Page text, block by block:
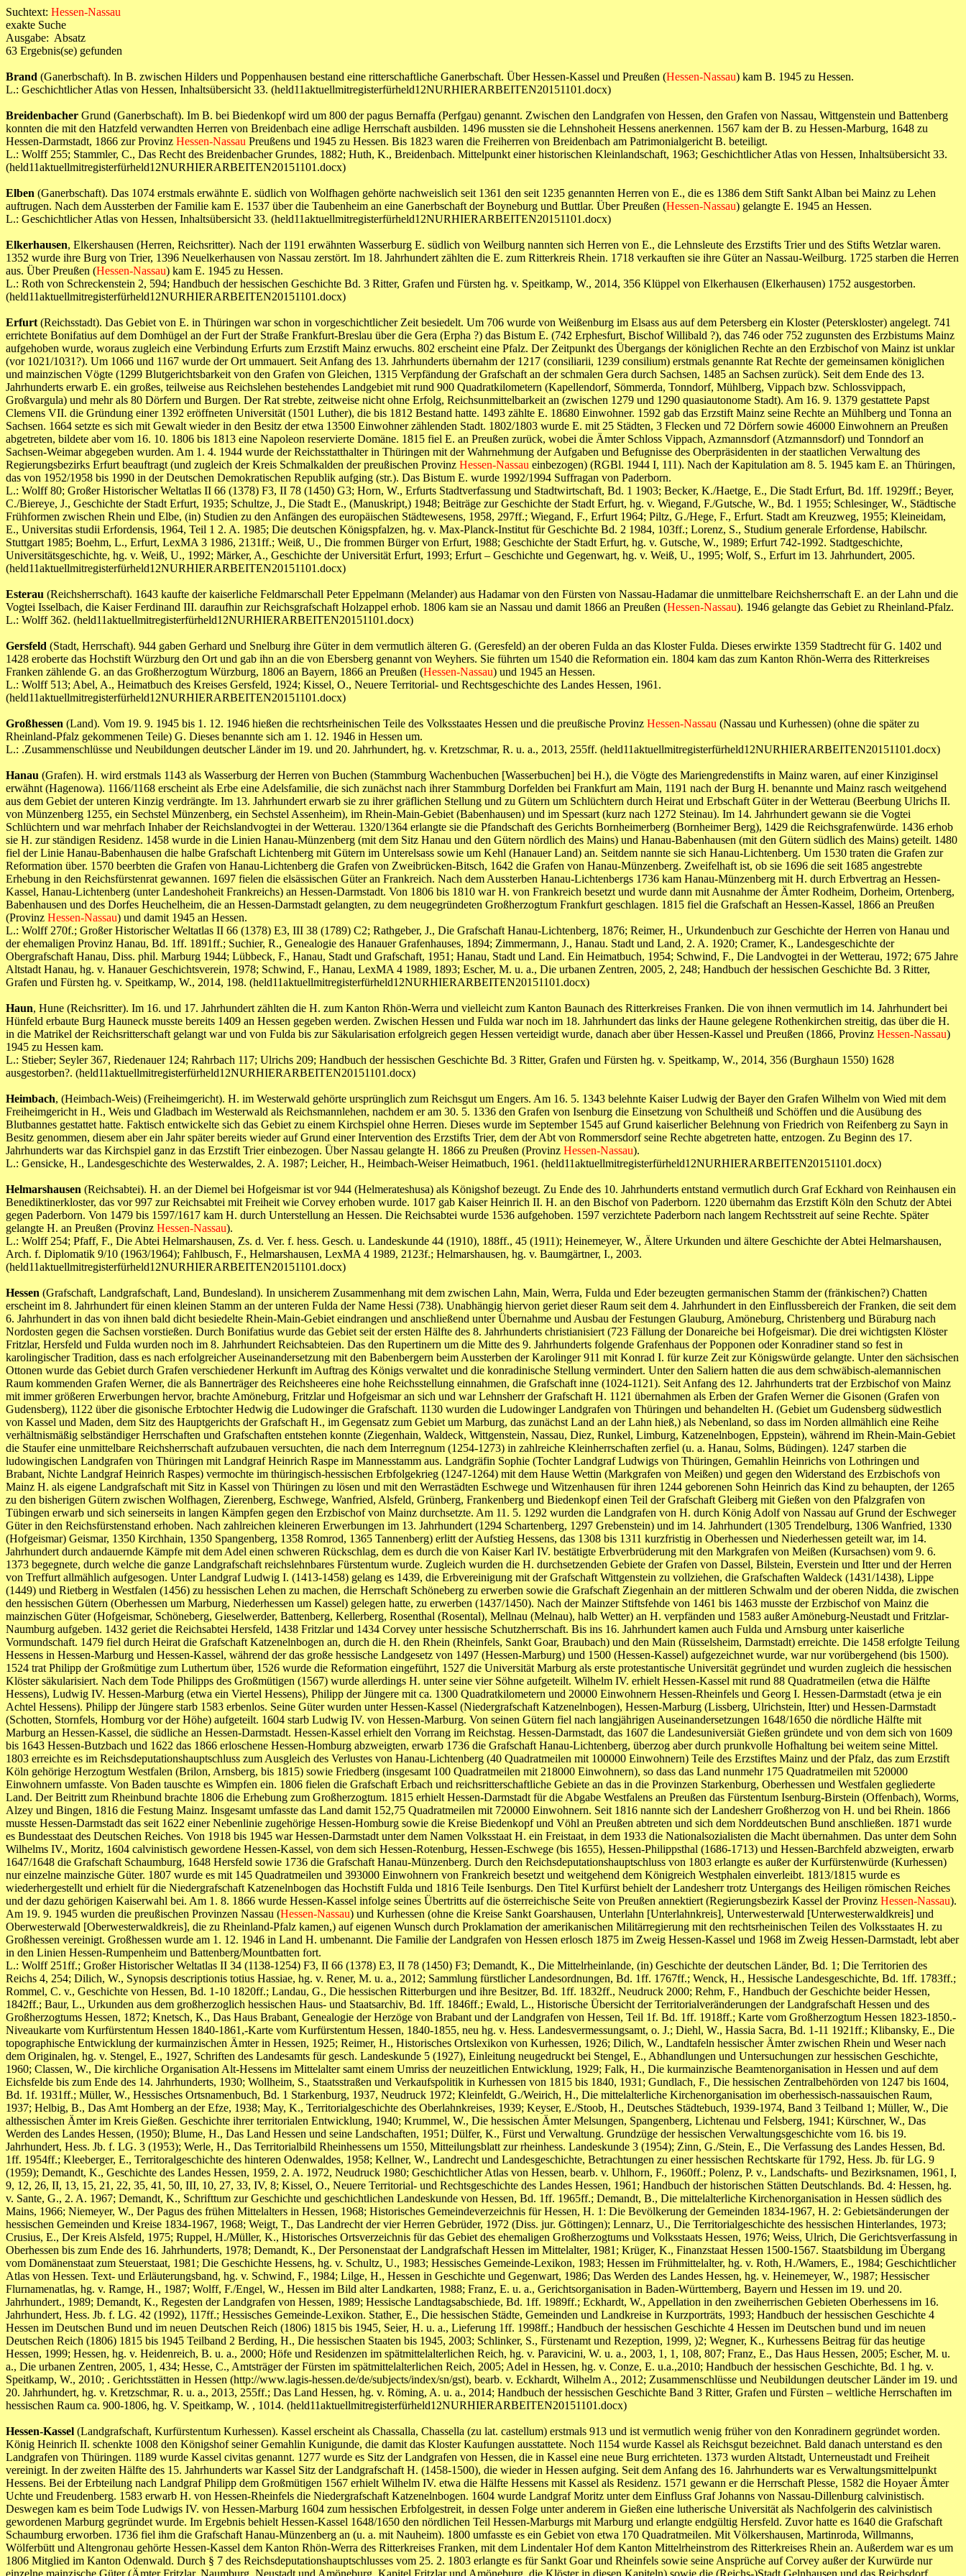
Suchtext: Hessen-Nassau
exakte Suche
Ausgabe: Absatz
63 Ergebnis(se) gefunden
Brand (Ganerbschaft). In B. zwischen Hilders und Poppenhausen bestand eine ritterschaftliche Ganerbschaft. Über Hessen-Kassel und Preußen (Hessen-Nassau) kam B. 1945 zu Hessen.
L.: Geschichtlicher Atlas von Hessen, Inhaltsübersicht 33. (held11aktuellmitregisterfürheld12NURHIERARBEITEN20151101.docx)
Breidenbacher Grund (Ganerbschaft). Im B. bei Biedenkopf wird um 800 der pagus Bernaffa (Perfgau) genannt. Zwischen den Landgrafen von Hessen, den Grafen von Nassau, Wittgenstein und Battenberg
konnten die mit den Hatzfeld verwandten Herren von Breidenbach eine adlige Herrschaft ausbilden. 1496 mussten sie die Lehnshoheit Hessens anerkennen. 1567 kam der B. zu Hessen-Marburg, 1648 zu
Hessen-Darmstadt, 1866 zur Provinz Hessen-Nassau Preußens und 1945 zu Hessen. Bis 1823 waren die Freiherren von Breidenbach am Patrimonialgericht B. beteiligt.
L.: Wolff 255; Stammler, C., Das Recht des Breidenbacher Grundes, 1882; Huth, K., Breidenbach. Mittelpunkt einer historischen Kleinlandschaft, 1963; Geschichtlicher Atlas von Hessen, Inhaltsübersicht 33.
(held11aktuellmitregisterfürheld12NURHIERARBEITEN20151101.docx)
Elben (Ganerbschaft). Das 1074 erstmals erwähnte E. südlich von Wolfhagen gehörte nachweislich seit 1361 den seit 1235 genannten Herren von E., die es 1386 dem Stift Sankt Alban bei Mainz zu Lehen
auftrugen. Nach dem Aussterben der Familie kam E. 1537 über die Taubenheim an eine Ganerbschaft der Boyneburg und Buttlar. Über Preußen (Hessen-Nassau) gelangte E. 1945 an Hessen.
L.: Geschichtlicher Atlas von Hessen, Inhaltsübersicht 33. (held11aktuellmitregisterfürheld12NURHIERARBEITEN20151101.docx)
Elkerhausen, Elkershausen (Herren, Reichsritter). Nach der 1191 erwähnten Wasserburg E. südlich von Weilburg nannten sich Herren von E., die Lehnsleute des Erzstifts Trier und des Stifts Wetzlar waren.
1352 wurde ihre Burg von Trier, 1396 Neuelkerhausen von Nassau zerstört. Im 18. Jahrhundert zählten die E. zum Ritterkreis Rhein. 1718 verkauften sie ihre Güter an Nassau-Weilburg. 1725 starben die Herren
aus. Über Preußen (Hessen-Nassau) kam E. 1945 zu Hessen.
L.: Roth von Schreckenstein 2, 594; Handbuch der hessischen Geschichte Bd. 3 Ritter, Grafen und Fürsten hg. v. Speitkamp, W., 2014, 356 Klüppel von Elkerhausen (Elkerhausen) 1752 ausgestorben.
(held11aktuellmitregisterfürheld12NURHIERARBEITEN20151101.docx)
Erfurt (Reichsstadt). Das Gebiet von E. in Thüringen war schon in vorgeschichtlicher Zeit besiedelt. Um 706 wurde von Weißenburg im Elsass aus auf dem Petersberg ein Kloster (Peterskloster) angelegt. 741
errichtete Bonifatius auf dem Domhügel an der Furt der Straße Frankfurt-Breslau über die Gera (Erpha ?) das Bistum E. (742 Erphesfurt, Bischof Willibald ?), das 746 oder 752 zugunsten des Erzbistums Mainz
aufgehoben wurde, woraus zugleich eine Verbindung Erfurts zum Erzstift Mainz erwuchs. 802 erscheint eine Pfalz. Der Zeitpunkt des Übergangs der königlichen Rechte an den Erzbischof von Mainz ist unklar
(vor 1021/1031?). Um 1066 und 1167 wurde der Ort ummauert. Seit Anfang des 13. Jahrhunderts übernahm der 1217 (consiliarii, 1239 consilium) erstmals genannte Rat Rechte der gemeinsamen königlichen
und mainzischen Vögte (1299 Blutgerichtsbarkeit von den Grafen von Gleichen, 1315 Verpfändung der Grafschaft an der schmalen Gera durch Sachsen, 1485 an Sachsen zurück). Seit dem Ende des 13.
Jahrhunderts erwarb E. ein großes, teilweise aus Reichslehen bestehendes Landgebiet mit rund 900 Quadratkilometern (Kapellendorf, Sömmerda, Tonndorf, Mühlberg, Vippach bzw. Schlossvippach,
Großvargula) und mehr als 80 Dörfern und Burgen. Der Rat strebte, zeitweise nicht ohne Erfolg, Reichsunmittelbarkeit an (zwischen 1279 und 1290 quasiautonome Stadt). Am 16. 9. 1379 gestattete Papst
Clemens VII. die Gründung einer 1392 eröffneten Universität (1501 Luther), die bis 1812 Bestand hatte. 1493 zählte E. 18680 Einwohner. 1592 gab das Erzstift Mainz seine Rechte an Mühlberg und Tonna an
Sachsen. 1664 setzte es sich mit Gewalt wieder in den Besitz der etwa 13500 Einwohner zählenden Stadt. 1802/1803 wurde E. mit 25 Städten, 3 Flecken und 72 Dörfern sowie 46000 Einwohnern an Preußen
abgetreten, bildete aber vom 16. 10. 1806 bis 1813 eine Napoleon reservierte Domäne. 1815 fiel E. an Preußen zurück, wobei die Ämter Schloss Vippach, Azmannsdorf (Atzmannsdorf) und Tonndorf an
Sachsen-Weimar abgegeben wurden. Am 1. 4. 1944 wurde der Reichsstatthalter in Thüringen mit der Wahrnehmung der Aufgaben und Befugnisse des Oberpräsidenten in der staatlichen Verwaltung des
Regierungsbezirks Erfurt beauftragt (und zugleich der Kreis Schmalkalden der preußischen Provinz Hessen-Nassau einbezogen) (RGBl. 1944 I, 111). Nach der Kapitulation am 8. 5. 1945 kam E. an Thüringen,
das von 1952/1958 bis 1990 in der Deutschen Demokratischen Republik aufging (str.). Das Bistum E. wurde 1992/1994 Suffragan von Paderborn.
L.: Wolff 80; Großer Historischer Weltatlas II 66 (1378) F3, II 78 (1450) G3; Horn, W., Erfurts Stadtverfassung und Stadtwirtschaft, Bd. 1 1903; Becker, K./Haetge, E., Die Stadt Erfurt, Bd. 1ff. 1929ff.; Beyer,
C./Biereye, J., Geschichte der Stadt Erfurt, 1935; Schultze, J., Die Stadt E., (Manuskript,) 1948; Beiträge zur Geschichte der Stadt Erfurt, hg. v. Wiegand, F./Gutsche, W., Bd. 1 1955; Schlesinger, W., Städtische
Frühformen zwischen Rhein und Elbe, (in) Studien zu den Anfängen des europäischen Städtewesens, 1958, 297ff.; Wiegand, F., Erfurt 1964; Piltz, G./Hege, F., Erfurt. Stadt am Kreuzweg, 1955; Kleineidam,
E., Universitas studii Erfordensis, 1964, Teil 1 2. A. 1985; Die deutschen Königspfalzen, hg. v. Max-Planck-Institut für Geschichte Bd. 2 1984, 103ff.; Lorenz, S., Studium generale Erfordense, Habilschr.
Stuttgart 1985; Boehm, L., Erfurt, LexMA 3 1986, 2131ff.; Weiß, U., Die frommen Bürger von Erfurt, 1988; Geschichte der Stadt Erfurt, hg. v. Gutsche, W., 1989; Erfurt 742-1992. Stadtgeschichte,
Universitätsgeschichte, hg. v. Weiß, U., 1992; Märker, A., Geschichte der Universität Erfurt, 1993; Erfurt – Geschichte und Gegenwart, hg. v. Weiß, U., 1995; Wolf, S., Erfurt im 13. Jahrhundert, 2005.
(held11aktuellmitregisterfürheld12NURHIERARBEITEN20151101.docx)
Esterau (Reichsherrschaft). 1643 kaufte der kaiserliche Feldmarschall Peter Eppelmann (Melander) aus Hadamar von den Fürsten von Nassau-Hadamar die unmittelbare Reichsherrschaft E. an der Lahn und die
Vogtei Isselbach, die Kaiser Ferdinand III. daraufhin zur Reichsgrafschaft Holzappel erhob. 1806 kam sie an Nassau und damit 1866 an Preußen (Hessen-Nassau). 1946 gelangte das Gebiet zu Rheinland-Pfalz.
L.: Wolff 362. (held11aktuellmitregisterfürheld12NURHIERARBEITEN20151101.docx)
Gersfeld (Stadt, Herrschaft). 944 gaben Gerhard und Snelburg ihre Güter in dem vermutlich älteren G. (Geresfeld) an der oberen Fulda an das Kloster Fulda. Dieses erwirkte 1359 Stadtrecht für G. 1402 und
1428 eroberte das Hochstift Würzburg den Ort und gab ihn an die von Ebersberg genannt von Weyhers. Sie führten um 1540 die Reformation ein. 1804 kam das zum Kanton Rhön-Werra des Ritterkreises
Franken zählende G. an das Großherzogtum Würzburg, 1806 an Bayern, 1866 an Preußen (Hessen-Nassau) und 1945 an Hessen.
L.: Wolff 513; Abel, A., Heimatbuch des Kreises Gersfeld, 1924; Kissel, O., Neuere Territorial- und Rechtsgeschichte des Landes Hessen, 1961.
(held11aktuellmitregisterfürheld12NURHIERARBEITEN20151101.docx)
Großhessen (Land). Vom 19. 9. 1945 bis 1. 12. 1946 hießen die rechtsrheinischen Teile des Volksstaates Hessen und die preußische Provinz Hessen-Nassau (Nassau und Kurhessen) (ohne die später zu
Rheinland-Pfalz gekommenen Teile) G. Dieses benannte sich am 1. 12. 1946 in Hessen um.
L.: .Zusammenschlüsse und Neubildungen deutscher Länder im 19. und 20. Jahrhundert, hg. v. Kretzschmar, R. u. a., 2013, 255ff. (held11aktuellmitregisterfürheld12NURHIERARBEITEN20151101.docx)
Hanau (Grafen). H. wird erstmals 1143 als Wasserburg der Herren von Buchen (Stammburg Wachenbuchen [Wasserbuchen] bei H.), die Vögte des Mariengredenstifts in Mainz waren, auf einer Kinziginsel
erwähnt (Hagenowa). 1166/1168 erscheint als Erbe eine Adelsfamilie, die sich zunächst nach ihrer Stammburg Dorfelden bei Frankfurt am Main, 1191 nach der Burg H. benannte und Mainz rasch weitgehend
aus dem Gebiet der unteren Kinzig verdrängte. Im 13. Jahrhundert erwarb sie zu ihrer gräflichen Stellung und zu Gütern um Schlüchtern durch Heirat und Erbschaft Güter in der Wetterau (Beerbung Ulrichs II.
von Münzenberg 1255, ein Sechstel Münzenberg, ein Sechstel Assenheim), im Rhein-Main-Gebiet (Babenhausen) und im Spessart (kurz nach 1272 Steinau). Im 14. Jahrhundert gewann sie die Vogtei
Schlüchtern und war mehrfach Inhaber der Reichslandvogtei in der Wetterau. 1320/1364 erlangte sie die Pfandschaft des Gerichts Bornheimerberg (Bornheimer Berg), 1429 die Reichsgrafenwürde. 1436 erhob
sie H. zur ständigen Residenz. 1458 wurde in die Linien Hanau-Münzenberg (mit dem Sitz Hanau und den Gütern nördlich des Mains) und Hanau-Babenhausen (mit den Gütern südlich des Mains) geteilt. 1480
fiel der Linie Hanau-Babenhausen die halbe Grafschaft Lichtenberg mit Gütern im Unterelsass sowie um Kehl (Hanauer Land) an. Seitdem nannte sie sich Hanau-Lichtenberg. Um 1530 traten die Grafen zur
Reformation über. 1570 beerbten die Grafen von Hanau-Lichtenberg die Grafen von Zweibrücken-Bitsch, 1642 die Grafen von Hanau-Münzenberg. Zweifelhaft ist, ob sie 1696 die seit 1685 angestrebte
Erhebung in den Reichsfürstenrat gewannen. 1697 fielen die elsässischen Güter an Frankreich. Nach dem Aussterben Hanau-Lichtenbergs 1736 kam Hanau-Münzenberg mit H. durch Erbvertrag an Hessen-
Kassel, Hanau-Lichtenberg (unter Landeshoheit Frankreichs) an Hessen-Darmstadt. Von 1806 bis 1810 war H. von Frankreich besetzt und wurde dann mit Ausnahme der Ämter Rodheim, Dorheim, Ortenberg,
Babenhausen und des Dorfes Heuchelheim, die an Hessen-Darmstadt gelangten, zu dem neugegründeten Großherzogtum Frankfurt geschlagen. 1815 fiel die Grafschaft an Hessen-Kassel, 1866 an Preußen
(Provinz Hessen-Nassau) und damit 1945 an Hessen.
L.: Wolff 270f.; Großer Historischer Weltatlas II 66 (1378) E3, III 38 (1789) C2; Rathgeber, J., Die Grafschaft Hanau-Lichtenberg, 1876; Reimer, H., Urkundenbuch zur Geschichte der Herren von Hanau und
der ehemaligen Provinz Hanau, Bd. 1ff. 1891ff.; Suchier, R., Genealogie des Hanauer Grafenhauses, 1894; Zimmermann, J., Hanau. Stadt und Land, 2. A. 1920; Cramer, K., Landesgeschichte der
Obergrafschaft Hanau, Diss. phil. Marburg 1944; Lübbeck, F., Hanau, Stadt und Grafschaft, 1951; Hanau, Stadt und Land. Ein Heimatbuch, 1954; Schwind, F., Die Landvogtei in der Wetterau, 1972; 675 Jahre
Altstadt Hanau, hg. v. Hanauer Geschichtsverein, 1978; Schwind, F., Hanau, LexMA 4 1989, 1893; Escher, M. u. a., Die urbanen Zentren, 2005, 2, 248; Handbuch der hessischen Geschichte Bd. 3 Ritter,
Grafen und Fürsten hg. v. Speitkamp, W., 2014, 198. (held11aktuellmitregisterfürheld12NURHIERARBEITEN20151101.docx)
Haun, Hune (Reichsritter). Im 16. und 17. Jahrhundert zählten die H. zum Kanton Rhön-Werra und vielleicht zum Kanton Baunach des Ritterkreises Franken. Die von ihnen vermutlich im 14. Jahrhundert bei
Hünfeld erbaute Burg Hauneck musste bereits 1409 an Hessen gegeben werden. Zwischen Hessen und Fulda war noch im 18. Jahrhundert das links der Haune gelegene Rothenkirchen streitig, das über die H.
in die Matrikel der Reichsritterschaft gelangt war und von Fulda bis zur Säkularisation erfolgreich gegen Hessen verteidigt wurde, danach aber über Hessen-Kassel und Preußen (1866, Provinz Hessen-Nassau)
1945 zu Hessen kam.
L.: Stieber; Seyler 367, Riedenauer 124; Rahrbach 117; Ulrichs 209; Handbuch der hessischen Geschichte Bd. 3 Ritter, Grafen und Fürsten hg. v. Speitkamp, W., 2014, 356 (Burghaun 1550) 1628
ausgestorben?. (held11aktuellmitregisterfürheld12NURHIERARBEITEN20151101.docx)
Heimbach, (Heimbach-Weis) (Freiheimgericht). H. im Westerwald gehörte ursprünglich zum Reichsgut um Engers. Am 16. 5. 1343 belehnte Kaiser Ludwig der Bayer den Grafen Wilhelm von Wied mit dem
Freiheimgericht in H., Weis und Gladbach im Westerwald als Reichsmannlehen, nachdem er am 30. 5. 1336 den Grafen von Isenburg die Einsetzung von Schultheiß und Schöffen und die Ausübung des
Blutbannes gestattet hatte. Faktisch entwickelte sich das Gebiet zu einem Kirchspiel ohne Herren. Dieses wurde im September 1545 auf Grund kaiserlicher Belehnung von Friedrich von Reifenberg zu Sayn in
Besitz genommen, diesem aber ein Jahr später bereits wieder auf Grund einer Intervention des Erzstifts Trier, dem der Abt von Rommersdorf seine Rechte abgetreten hatte, entzogen. Zu Beginn des 17.
Jahrhunderts war das Kirchspiel ganz in das Erzstift Trier einbezogen. Über Nassau gelangte H. 1866 zu Preußen (Provinz Hessen-Nassau).
L.: Gensicke, H., Landesgeschichte des Westerwaldes, 2. A. 1987; Leicher, H., Heimbach-Weiser Heimatbuch, 1961. (held11aktuellmitregisterfürheld12NURHIERARBEITEN20151101.docx)
Helmarshausen (Reichsabtei). H. an der Diemel bei Hofgeismar ist vor 944 (Helmerateshusa) als Königshof bezeugt. Zu Ende des 10. Jahrhunderts entstand vermutlich durch Graf Eckhard von Reinhausen ein
Benediktinerkloster, das vor 997 zur Reichsabtei mit Freiheit wie Corvey erhoben wurde. 1017 gab Kaiser Heinrich II. H. an den Bischof von Paderborn. 1220 übernahm das Erzstift Köln den Schutz der Abtei
gegen Paderborn. Von 1479 bis 1597/1617 kam H. durch Unterstellung an Hessen. Die Reichsabtei wurde 1536 aufgehoben. 1597 verzichtete Paderborn nach langem Rechtsstreit auf seine Rechte. Später
gelangte H. an Preußen (Provinz Hessen-Nassau).
L.: Wolff 254; Pfaff, F., Die Abtei Helmarshausen, Zs. d. Ver. f. hess. Gesch. u. Landeskunde 44 (1910), 188ff., 45 (1911); Heinemeyer, W., Ältere Urkunden und ältere Geschichte der Abtei Helmarshausen,
Arch. f. Diplomatik 9/10 (1963/1964); Fahlbusch, F., Helmarshausen, LexMA 4 1989, 2123f.; Helmarshausen, hg. v. Baumgärtner, I., 2003.
(held11aktuellmitregisterfürheld12NURHIERARBEITEN20151101.docx)
Hessen (Grafschaft, Landgrafschaft, Land, Bundesland). In unsicherem Zusammenhang mit dem zwischen Lahn, Main, Werra, Fulda und Eder bezeugten germanischen Stamm der (fränkischen?) Chatten
erscheint im 8. Jahrhundert für einen kleinen Stamm an der unteren Fulda der Name Hessi (738). Unabhängig hiervon geriet dieser Raum seit dem 4. Jahrhundert in den Einflussbereich der Franken, die seit dem
6. Jahrhundert in das von ihnen bald dicht besiedelte Rhein-Main-Gebiet eindrangen und anschließend unter Übernahme und Ausbau der Festungen Glauburg, Amöneburg, Christenberg und Büraburg nach
Nordosten gegen die Sachsen vorstießen. Durch Bonifatius wurde das Gebiet seit der ersten Hälfte des 8. Jahrhunderts christianisiert (723 Fällung der Donareiche bei Hofgeismar). Die drei wichtigsten Klöster
Fritzlar, Hersfeld und Fulda wurden noch im 8. Jahrhundert Reichsabteien. Das den Rupertinern um die Mitte des 9. Jahrhunderts folgende Grafenhaus der Popponen oder Konradiner stand so fest in
karolingischer Tradition, dass es nach erfolgreicher Auseinandersetzung mit den Babenbergern beim Aussterben der Karolinger 911 mit Konrad I. für kurze Zeit zur Königswürde gelangte. Unter den sächsischen
Ottonen wurde das Gebiet durch Grafen verschiedener Herkunft im Auftrag des Königs verwaltet und die konradinische Stellung vermindert. Unter den Saliern hatten die aus dem schwäbisch-alemannischen
Raum kommenden Grafen Werner, die als Bannerträger des Reichsheeres eine hohe Reichsstellung einnahmen, die Grafschaft inne (1024-1121). Seit Anfang des 12. Jahrhunderts trat der Erzbischof von Mainz
mit immer größeren Erwerbungen hervor, brachte Amöneburg, Fritzlar und Hofgeismar an sich und war Lehnsherr der Grafschaft H. 1121 übernahmen als Erben der Grafen Werner die Gisonen (Grafen von
Gudensberg), 1122 über die gisonische Erbtochter Hedwig die Ludowinger die Grafschaft. 1130 wurden die Ludowinger Landgrafen von Thüringen und behandelten H. (Gebiet um Gudensberg südwestlich
von Kassel und Maden, dem Sitz des Hauptgerichts der Grafschaft H., im Gegensatz zum Gebiet um Marburg, das zunächst Land an der Lahn hieß,) als Nebenland, so dass im Norden allmählich eine Reihe
verhältnismäßig selbständiger Herrschaften und Grafschaften entstehen konnte (Ziegenhain, Waldeck, Wittgenstein, Nassau, Diez, Runkel, Limburg, Katzenelnbogen, Eppstein), während im Rhein-Main-Gebiet
die Staufer eine unmittelbare Reichsherrschaft aufzubauen versuchten, die nach dem Interregnum (1254-1273) in zahlreiche Kleinherrschaften zerfiel (u. a. Hanau, Solms, Büdingen). 1247 starben die
ludowingischen Landgrafen von Thüringen mit Landgraf Heinrich Raspe im Mannesstamm aus. Landgräfin Sophie (Tochter Landgraf Ludwigs von Thüringen, Gemahlin Heinrichs von Lothringen und
Brabant, Nichte Landgraf Heinrich Raspes) vermochte im thüringisch-hessischen Erbfolgekrieg (1247-1264) mit dem Hause Wettin (Markgrafen von Meißen) und gegen den Widerstand des Erzbischofs von
Mainz H. als eigene Landgrafschaft mit Sitz in Kassel von Thüringen zu lösen und mit den Werrastädten Eschwege und Witzenhausen für ihren 1244 geborenen Sohn Heinrich das Kind zu behaupten, der 1265
zu den bisherigen Gütern zwischen Wolfhagen, Zierenberg, Eschwege, Wanfried, Alsfeld, Grünberg, Frankenberg und Biedenkopf einen Teil der Grafschaft Gleiberg mit Gießen von den Pfalzgrafen von
Tübingen erwarb und sich seinerseits in langen Kämpfen gegen den Erzbischof von Mainz durchsetzte. Am 11. 5. 1292 wurden die Landgrafen von H. durch König Adolf von Nassau auf Grund der Eschweger
Güter in den Reichsfürstenstand erhoben. Nach zahlreichen kleineren Erwerbungen im 13. Jahrhundert (1294 Schartenberg, 1297 Grebenstein) und im 14. Jahrhundert (1305 Trendelburg, 1306 Wanfried, 1330
(Hofgeismar) Geismar, 1350 Kirchhain, 1350 Spangenberg, 1358 Romrod, 1365 Tannenberg) erlitt der Aufstieg Hessens, das 1308 bis 1311 kurzfristig in Oberhessen und Niederhessen geteilt war, im 14.
Jahrhundert durch andauernde Kämpfe mit dem Adel einen schweren Rückschlag, dem es durch die von Kaiser Karl IV. bestätigte Erbverbrüderung mit den Markgrafen von Meißen (Kursachsen) vom 9. 6.
1373 begegnete, durch welche die ganze Landgrafschaft reichslehnbares Fürstentum wurde. Zugleich wurden die H. durchsetzenden Gebiete der Grafen von Dassel, Bilstein, Everstein und Itter und der Herren
von Treffurt allmählich aufgesogen. Unter Landgraf Ludwig I. (1413-1458) gelang es 1439, die Erbvereinigung mit der Grafschaft Wittgenstein zu vollziehen, die Grafschaften Waldeck (1431/1438), Lippe
(1449) und Rietberg in Westfalen (1456) zu hessischen Lehen zu machen, die Herrschaft Schöneberg zu erwerben sowie die Grafschaft Ziegenhain an der mittleren Schwalm und der oberen Nidda, die zwischen
den hessischen Gütern (Oberhessen um Marburg, Niederhessen um Kassel) gelegen hatte, zu erwerben (1437/1450). Nach der Mainzer Stiftsfehde von 1461 bis 1463 musste der Erzbischof von Mainz die
mainzischen Güter (Hofgeismar, Schöneberg, Gieselwerder, Battenberg, Kellerberg, Rosenthal (Rosental), Mellnau (Melnau), halb Wetter) an H. verpfänden und 1583 außer Amöneburg-Neustadt und Fritzlar-
Naumburg aufgeben. 1432 geriet die Reichsabtei Hersfeld, 1438 Fritzlar und 1434 Corvey unter hessische Schutzherrschaft. Bis ins 16. Jahrhundert kamen auch Fulda und Arnsburg unter kaiserliche
Vormundschaft. 1479 fiel durch Heirat die Grafschaft Katzenelnbogen an, durch die H. den Rhein (Rheinfels, Sankt Goar, Braubach) und den Main (Rüsselsheim, Darmstadt) erreichte. Die 1458 erfolgte Teilung
Hessens in Hessen-Marburg und Hessen-Kassel, während der das große hessische Landgesetz von 1497 (Hessen-Marburg) und 1500 (Hessen-Kassel) aufgezeichnet wurde, war nur vorübergehend (bis 1500).
1524 trat Philipp der Großmütige zum Luthertum über, 1526 wurde die Reformation eingeführt, 1527 die Universität Marburg als erste protestantische Universität gegründet und wurden zugleich die hessischen
Klöster säkularisiert. Nach dem Tode Philipps des Großmütigen (1567) wurde allerdings H. unter seine vier Söhne aufgeteilt. Wilhelm IV. erhielt Hessen-Kassel mit rund 88 Quadratmeilen (etwa die Hälfte
Hessens), Ludwig IV. Hessen-Marburg (etwa ein Viertel Hessens), Philipp der Jüngere mit ca. 1300 Quadratkilometern und 20000 Einwohnern Hessen-Rheinfels und Georg I. Hessen-Darmstadt (etwa je ein
Achtel Hessens). Philipp der Jüngere starb 1583 erbenlos. Seine Güter wurden unter Hessen-Kassel (Niedergrafschaft Katzenelnbogen), Hessen-Marburg (Lissberg, Ulrichstein, Itter) und Hessen-Darmstadt
(Schotten, Stornfels, Homburg vor der Höhe) aufgeteilt. 1604 starb Ludwig IV. von Hessen-Marburg. Von seinen Gütern fiel nach langjährigen Auseinandersetzungen 1648/1650 die nördliche Hälfte mit
Marburg an Hessen-Kassel, die südliche an Hessen-Darmstadt. Hessen-Kassel erhielt den Vorrang im Reichstag. Hessen-Darmstadt, das 1607 die Landesuniversiät Gießen gründete und von dem sich von 1609
bis 1643 Hessen-Butzbach und 1622 das 1866 erloschene Hessen-Homburg abzweigten, erwarb 1736 die Grafschaft Hanau-Lichtenberg, überzog aber durch prunkvolle Hofhaltung bei weitem seine Mittel.
1803 erreichte es im Reichsdeputationshauptschluss zum Ausgleich des Verlustes von Hanau-Lichtenberg (40 Quadratmeilen mit 100000 Einwohnern) Teile des Erzstiftes Mainz und der Pfalz, das zum Erzstift
Köln gehörige Herzogtum Westfalen (Brilon, Arnsberg, bis 1815) sowie Friedberg (insgesamt 100 Quadratmeilen mit 218000 Einwohnern), so dass das Land nunmehr 175 Quadratmeilen mit 520000
Einwohnern umfasste. Von Baden tauschte es Wimpfen ein. 1806 fielen die Grafschaft Erbach und reichsritterschaftliche Gebiete an das in die Provinzen Starkenburg, Oberhessen und Westfalen gegliederte
Land. Der Beitritt zum Rheinbund brachte 1806 die Erhebung zum Großherzogtum. 1815 erhielt Hessen-Darmstadt für die Abgabe Westfalens an Preußen das Fürstentum Isenburg-Birstein (Offenbach), Worms,
Alzey und Bingen, 1816 die Festung Mainz. Insgesamt umfasste das Land damit 152,75 Quadratmeilen mit 720000 Einwohnern. Seit 1816 nannte sich der Landesherr Großherzog von H. und bei Rhein. 1866
musste Hessen-Darmstadt das seit 1622 einer Nebenlinie zugehörige Hessen-Homburg sowie die Kreise Biedenkopf und Vöhl an Preußen abtreten und sich dem Norddeutschen Bund anschließen. 1871 wurde
es Bundesstaat des Deutschen Reiches. Von 1918 bis 1945 war Hessen-Darmstadt unter dem Namen Volksstaat H. ein Freistaat, in dem 1933 die Nationalsozialisten die Macht übernahmen. Das unter dem Sohn
Wilhelms IV., Moritz, 1604 calvinistisch gewordene Hessen-Kassel, von dem sich Hessen-Rotenburg, Hessen-Eschwege (bis 1655), Hessen-Philippsthal (1686-1713) und Hessen-Barchfeld abzweigten, erwarb
1647/1648 die Grafschaft Schaumburg, 1648 Hersfeld sowie 1736 die Grafschaft Hanau-Münzenberg. Durch den Reichsdeputationshauptschluss von 1803 erlangte es außer der Kurfürstenwürde (Kurhessen)
nur einzelne mainzische Güter. 1807 wurde es mit 145 Quadratmeilen und 393000 Einwohnern von Frankreich besetzt und weitgehend dem Königreich Westphalen einverleibt. 1813/1815 wurde es
wiederhergestellt und erhielt für die Niedergrafschaft Katzenelnbogen das Hochstift Fulda und 1816 Teile Isenburgs. Den Titel Kurfürst behielt der Landesherr trotz Untergangs des Heiligen römischen Reiches
und der dazu gehörigen Kaiserwahl bei. Am 1. 8. 1866 wurde Hessen-Kassel infolge seines Übertritts auf die österreichische Seite von Preußen annektiert (Regierungsbezirk Kassel der Provinz Hessen-Nassau).
Am 19. 9. 1945 wurden die preußischen Provinzen Nassau (Hessen-Nassau) und Kurhessen (ohne die Kreise Sankt Goarshausen, Unterlahn [Unterlahnkreis], Unterwesterwald [Unterwesterwaldkreis] und
Oberwesterwald [Oberwesterwaldkreis], die zu Rheinland-Pfalz kamen,) auf eigenen Wunsch durch Proklamation der amerikanischen Militärregierung mit den rechtsrheinischen Teilen des Volksstaates H. zu
Großhessen vereinigt. Großhessen wurde am 1. 12. 1946 in Land H. umbenannt. Die Familie der Landgrafen von Hessen erlosch 1875 im Zweig Hessen-Kassel und 1968 im Zweig Hessen-Darmstadt, lebt aber
in den Linien Hessen-Rumpenheim und Battenberg/Mountbatten fort.
L.: Wolff 251ff.; Großer Historischer Weltatlas II 34 (1138-1254) F3, II 66 (1378) E3, II 78 (1450) F3; Demandt, K., Die Mittelrheinlande, (in) Geschichte der deutschen Länder, Bd. 1; Die Territorien des
Reichs 4, 254; Dilich, W., Synopsis descriptionis totius Hassiae, hg. v. Rener, M. u. a., 2012; Sammlung fürstlicher Landesordnungen, Bd. 1ff. 1767ff.; Wenck, H., Hessische Landesgeschichte, Bd. 1ff. 1783ff.;
Rommel, C. v., Geschichte von Hessen, Bd. 1-10 1820ff.; Landau, G., Die hessischen Ritterburgen und ihre Besitzer, Bd. 1ff. 1832ff., Neudruck 2000; Rehm, F., Handbuch der Geschichte beider Hessen,
1842ff.; Baur, L., Urkunden aus dem großherzoglich hessischen Haus- und Staatsarchiv, Bd. 1ff. 1846ff.; Ewald, L., Historische Übersicht der Territorialveränderungen der Landgrafschaft Hessen und des
Großherzogtums Hessen, 1872; Knetsch, K., Das Haus Brabant, Genealogie der Herzöge von Brabant und der Landgrafen von Hessen, Teil 1f. Bd. 1ff. 1918ff.; Karte vom Großherzogtum Hessen 1823-1850.-
Niveaukarte vom Kurfürstentum Hessen 1840-1861,-Karte vom Kurfürstentum Hessen, 1840-1855, neu hg. v. Hess. Landesvermessungsamt, o. J.; Diehl, W., Hassia Sacra, Bd. 1-11 1921ff.; Klibansky, E., Die
topographische Entwicklung der kurmainzischen Ämter in Hessen, 1925; Reimer, H., Historisches Ortslexikon von Kurhessen, 1926; Dilich, W., Landtafeln hessischer Ämter zwischen Rhein und Weser nach
dem Originalen, hg. v. Stengel, E., 1927, Schriften des Landesamts für gesch. Landeskunde 5 (1927), Einleitung neugedruckt bei Stengel, E., Abhandlungen und Untersuchungen zur hessischen Geschichte,
1960; Classen, W., Die kirchliche Organisation Alt-Hessens im Mittelalter samt einem Umriss der neuzeitlichen Entwicklung, 1929; Falk, H., Die kurmainzische Beamtenorganisation in Hessen und auf dem
Eichsfelde bis zum Ende des 14. Jahrhunderts, 1930; Wollheim, S., Staatsstraßen und Verkaufspolitik in Kurhessen von 1815 bis 1840, 1931; Gundlach, F., Die hessischen Zentralbehörden von 1247 bis 1604,
Bd. 1f. 1931ff.; Müller, W., Hessisches Ortsnamenbuch, Bd. 1 Starkenburg, 1937, Neudruck 1972; Kleinfeldt, G./Weirich, H., Die mittelalterliche Kirchenorganisation im oberhessisch-nassauischen Raum,
1937; Helbig, B., Das Amt Homberg an der Efze, 1938; May, K., Territorialgeschichte des Oberlahnkreises, 1939; Keyser, E./Stoob, H., Deutsches Städtebuch, 1939-1974, Band 3 Teilband 1; Müller, W., Die
althessischen Ämter im Kreis Gießen. Geschichte ihrer territorialen Entwicklung, 1940; Krummel, W., Die hessischen Ämter Melsungen, Spangenberg, Lichtenau und Felsberg, 1941; Kürschner, W., Das
Werden des Landes Hessen, (1950); Blume, H., Das Land Hessen und seine Landschaften, 1951; Dülfer, K., Fürst und Verwaltung. Grundzüge der hessischen Verwaltungsgeschichte vom 16. bis 19.
Jahrhundert, Hess. Jb. f. LG. 3 (1953); Werle, H., Das Territorialbild Rheinhessens um 1550, Mitteilungsblatt zur rheinhess. Landeskunde 3 (1954); Zinn, G./Stein, E., Die Verfassung des Landes Hessen, Bd.
1ff. 1954ff.; Kleeberger, E., Territoralgeschichte des hinteren Odenwaldes, 1958; Kellner, W., Landrecht und Landesgeschichte, Betrachtungen zu einer hessischen Rechtskarte für 1792, Hess. Jb. für LG. 9
(1959); Demandt, K., Geschichte des Landes Hessen, 1959, 2. A. 1972, Neudruck 1980; Geschichtlicher Atlas von Hessen, bearb. v. Uhlhorn, F., 1960ff.; Polenz, P. v., Landschafts- und Bezirksnamen, 1961, I,
9, 12, 26, II, 13, 15, 21, 22, 35, 41, 50, III, 10, 27, 33, IV, 8; Kissel, O., Neuere Territorial- und Rechtsgeschichte des Landes Hessen, 1961; Handbuch der historischen Stätten Deutschlands. Bd. 4: Hessen, hg.
v. Sante, G., 2. A. 1967; Demandt, K., Schrifttum zur Geschichte und geschichtlichen Landeskunde von Hessen, Bd. 1ff. 1965ff.; Demandt, B., Die mittelalterliche Kirchenorganisation in Hessen südlich des
Mains, 1966; Niemeyer, W., Der Pagus des frühen Mittelalters in Hessen, 1968; Historisches Gemeindeverzeichnis für Hessen, H. 1: Die Bevölkerung der Gemeinden 1834-1967, H. 2: Gebietsänderungen der
hessischen Gemeinden und Kreise 1834-1967, 1968; Weigt, T., Das Landrecht der vier Herren Gebrüder, 1972 (Diss. jur. Göttingen); Lennarz, U., Die Territorialgeschichte des hessischen Hinterlandes, 1973;
Crusius, E., Der Kreis Alsfeld, 1975; Ruppel, H./Müller, K., Historisches Ortsverzeichnis für das Gebiet des ehemaligen Großherzogtums und Volksstaats Hessen, 1976; Weiss, Ulrich, Die Gerichtsverfassung in
Oberhessen bis zum Ende des 16. Jahrhunderts, 1978; Demandt, K., Der Personenstaat der Landgrafschaft Hessen im Mittelalter, 1981; Krüger, K., Finanzstaat Hessen 1500-1567. Staatsbildung im Übergang
vom Domänenstaat zum Steuerstaat, 1981; Die Geschichte Hessens, hg. v. Schultz, U., 1983; Hessisches Gemeinde-Lexikon, 1983; Hessen im Frühmittelalter, hg. v. Roth, H./Wamers, E., 1984; Geschichtlicher
Atlas von Hessen. Text- und Erläuterungsband, hg. v. Schwind, F., 1984; Lilge, H., Hessen in Geschichte und Gegenwart, 1986; Das Werden des Landes Hessen, hg. v. Heinemeyer, W., 1987; Hessischer
Flurnamenatlas, hg. v. Ramge, H., 1987; Wolff, F./Engel, W., Hessen im Bild alter Landkarten, 1988; Franz, E. u. a., Gerichtsorganisation in Baden-Württemberg, Bayern und Hessen im 19. und 20.
Jahrhundert., 1989; Demandt, K., Regesten der Landgrafen von Hessen, 1989; Hessische Landtagsabschiede, Bd. 1ff. 1989ff.; Eckhardt, W., Appellation in den zweiherrischen Gebieten Oberhessens im 16.
Jahrhundert, Hess. Jb. f. LG. 42 (1992), 117ff.; Hessisches Gemeinde-Lexikon. Stather, E., Die hessischen Städte, Gemeinden und Landkreise in Kurzporträts, 1993; Handbuch der hessischen Geschichte 4
Hessen im Deutschen Bund und im neuen Deutschen Reich (1806) 1815 bis 1945, Seier, H. u. a., Lieferung 1ff. 1998ff.; Handbuch der hessischen Geschichte 4 Hessen im Deutschen bund und im neuen
Deutschen Reich (1806) 1815 bis 1945 Teilband 2 Berding, H., Die hessischen Staaten bis 1945, 2003; Schlinker, S., Fürstenamt und Rezeption, 1999, )2; Wegner, K., Kurhessens Beitrag für das heutige
Hessen, 1999; Hessen, hg. v. Heidenreich, B. u. a., 2000; Höfe und Residenzen im spätmittelalterlichen Reich, hg. v. Paravicini, W. u. a., 2003, 1, 1, 108, 807; Franz, E., Das Haus Hessen, 2005; Escher, M. u.
a., Die urbanen Zentren, 2005, 1, 434; Hesse, C., Amtsträger der Fürsten im spätmittelalterlichen Reich, 2005; Adel in Hessen, hg. v. Conze, E. u.a.,2010; Handbuch der hessischen Geschichte, Bd. 1 hg. v.
Speitkamp, W., 2010; . Gerichtsstätten in Hessen (http://www.lagis-hessen.de/de/subjects/index/sn/gst), bearb. v. Eckhardt, Wilhelm A., 2012; Zusammenschlüsse und Neubildungen deutscher Länder im 19. und
20. Jahrhundert, hg. v. Kretzschmar, R. u. a., 2013, 255ff.; Das Land Hessen, hg. v. Röming, A. u. a., 2014; Handbuch der hessischen Geschichte Band 3 Ritter, Grafen und Fürsten – weltliche Herrschaften im
hessischen Raum ca. 900-1806, hg. V. Speitkamp, W. , 1014. (held11aktuellmitregisterfürheld12NURHIERARBEITEN20151101.docx)
Hessen-Kassel (Landgrafschaft, Kurfürstentum Kurhessen). Kassel erscheint als Chassalla, Chassella (zu lat. castellum) erstmals 913 und ist vermutlich wenig früher von den Konradinern gegründet worden.
König Heinrich II. schenkte 1008 den Königshof seiner Gemahlin Kunigunde, die damit das Kloster Kaufungen ausstattete. Noch 1154 wurde Kassel als Reichsgut bezeichnet. Bald danach unterstand es den
Landgrafen von Thüringen. 1189 wurde Kassel civitas genannt. 1277 wurde es Sitz der Landgrafen von Hessen, die in Kassel eine neue Burg errichteten. 1373 wurden Altstadt, Unterneustadt und Freiheit
vereinigt. In der zweiten Hälfte des 15. Jahrhunderts war Kassel Sitz der Landgrafschaft H. (1458-1500), die wieder in Hessen aufging. Seit dem Anfang des 16. Jahrhunderts war es Verwaltungsmittelpunkt
Hessens. Bei der Erbteilung nach Landgraf Philipp dem Großmütigen 1567 erhielt Wilhelm IV. etwa die Hälfte Hessens mit Kassel als Residenz. 1571 gewann er die Herrschaft Plesse, 1582 die Hoyaer Ämter
Uchte und Freudenberg. 1583 erwarb H. von Hessen-Rheinfels die Niedergrafschaft Katzenelnbogen. 1604 wurde Landgraf Moritz unter dem Einfluss Graf Johanns von Nassau-Dillenburg calvinistisch.
Deswegen kam es beim Tode Ludwigs IV. von Hessen-Marburg 1604 zum hessischen Erbfolgestreit, in dessen Folge unter anderem in Gießen eine lutherische Universität als Nachfolgerin des calvinistisch
gewordenen Marburg gegründet wurde. Im Ergebnis behielt Hessen-Kassel 1648/1650 den nördlichen Teil Hessen-Marburgs mit Marburg und erlangte endgültig Hersfeld. Zuvor hatte es 1640 die Grafschaft
Schaumburg erworben. 1736 fiel ihm die Grafschaft Hanau-Münzenberg an (u. a. mit Nauheim). 1800 umfasste es ein Gebiet von etwa 170 Quadratmeilen. Mit Völkershausen, Martinroda, Willmanns,
Wölferbütt und Altengronau gehörte Hessen-Kassel dem Kanton Rhön-Werra des Ritterkreises Franken, mit dem Lindentaler Hof dem Kanton Mittelrheinstrom des Ritterkreises Rhein an. Außerdem war es um
1806 Mitglied im Kanton Odenwald. Durch § 7 des Reichsdeputationshauptschlusses vom 25. 2. 1803 erlangte es für Sankt Goar und Rheinfels sowie seine Ansprüche auf Corvey außer der Kurwürde nur
einzelne mainzische Güter (Ämter Fritzlar, Naumburg, Neustadt und Amöneburg, Kapitel Fritzlar und Amöneburg, die Klöster in diesen Kapiteln) sowie die (Reichs-)Stadt Gelnhausen und das Reichsdorf